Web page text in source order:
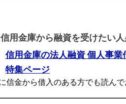
信用金庫から融資を受けたい
信用金庫の法人融資 個人事業
特集ページ
信金から借入のある方でも読んで